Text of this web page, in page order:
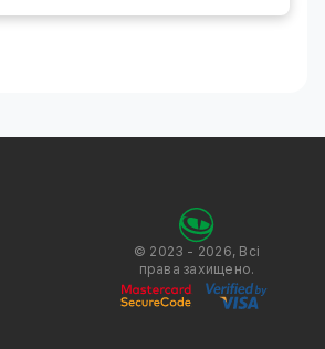
© 2023 - 2026, Всі
права захищено.